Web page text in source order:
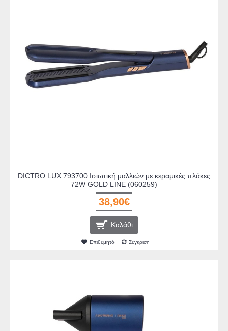
DICTRO LUX 793700 Ισιωτική μαλλιών με κεραμικές πλάκες
72W GOLD LINE (060259)
38,90€
Καλάθι
Επιθυμητό Σύγκριση